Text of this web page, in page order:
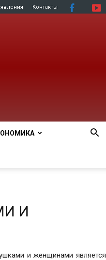
Контакты
И
и женщинами является